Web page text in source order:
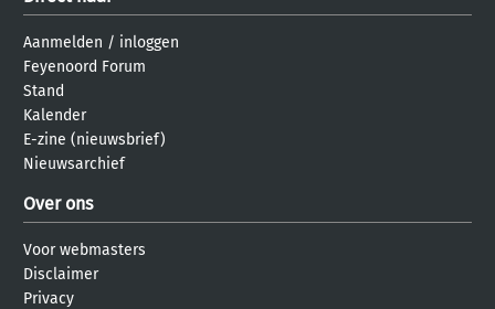
Aanmelden / inloggen
Feyenoord Forum
Stand
Kalender
E-zine (nieuwsbrief)
Nieuwsarchief
Over ons
Voor webmasters
Disclaimer
Privacy